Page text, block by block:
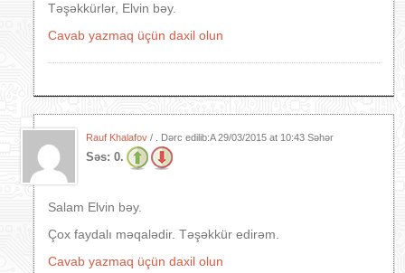
Təşəkkürlər, Elvin bəy.
Cavab yazmaq üçün daxil olun
Rauf Khalafov / . Dərc edilib:A29/03/2015 at 10:43 Səhər
Səs: 0.
Salam Elvin bəy.
Çox faydalı məqalədir. Təşəkkür edirəm.
Cavab yazmaq üçün daxil olun